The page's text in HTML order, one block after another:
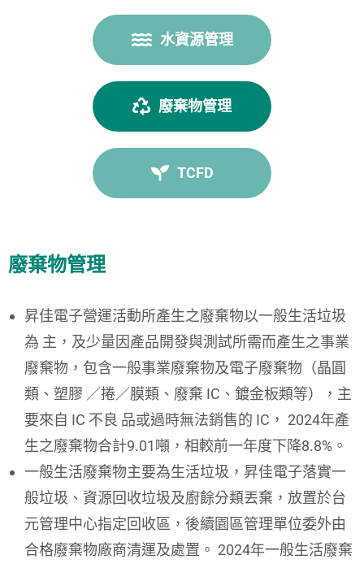
水資源管理
廢棄物管理
TCFD
廢棄物管理
昇佳電子營運活動所產生之廢棄物以一般生活垃圾
為 主，及少量因產品開發與測試所需而產生之事業
廢棄物，包含一般事業廢棄物及電子廢棄物（晶圓
類、塑膠 ／捲／膜類、廢棄 IC、鍍金板類等），主
要來自 IC 不良 品或過時無法銷售的 IC， 2024年產
生之廢棄物合計9.01噸，相較前一年度下降8.8%。
一般生活廢棄物主要為生活垃圾，昇佳電子落實一
般垃圾、資源回收垃圾及廚餘分類丟棄，放置於台
元管理中心指定回收區，後續園區管理單位委外由
合格廢棄物廠商清運及處置。 2024年一般生活廢棄